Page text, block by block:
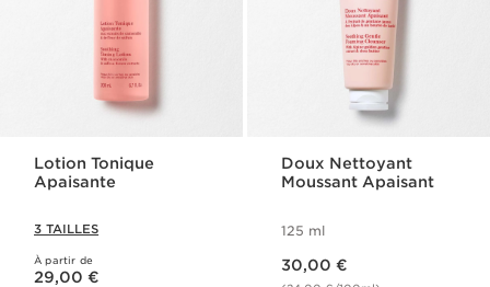
Lotion Tonique
Apaisante
3 TAILLES
À partir de
Nouveau prix 29,00 €
29,00 €
Doux Nettoyant
Moussant Apaisant
125 ml
30,00 €